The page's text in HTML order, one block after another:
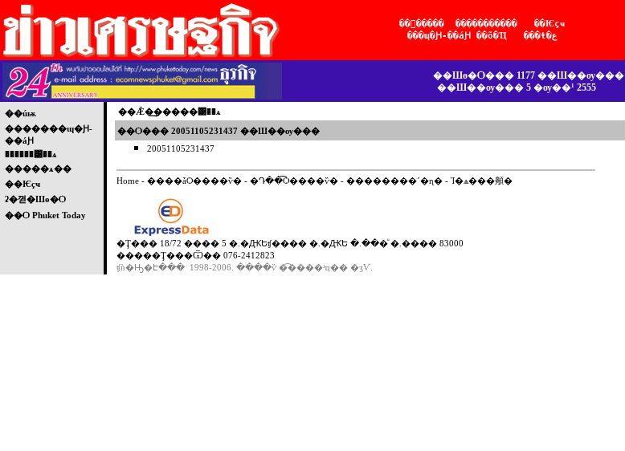
��ͧ����� ����������� ��Ѥçҹ
���ɰ�Ԩ-��áԨ ��õ�Ҵ ���ŧ�ع
��Шө�Ѻ��� 1177 ��Ш��ѹ���
��Ш��ѹ��� 5 �ѹ��¹ 2555
��úѭ
�������ɰ�Ԩ-
��áԨ
������͹��ѧ
�����ѧ��
��Ѥçҹ
ʡ�껻�Шө�Ѻ
��Ѻ Phuket Today
��Ǣ�͢�����͹��ѧ
��Ѻ��� 20051105231437 ��Ш��ѹ���
20051105231437
Home - ����ǡѺ����ѷ� - �Դ��͡Ѻ����ѷ� - ��������´�ɳ� - Ἱ�ѧ���䫵�
�Ţ��� 18/72 ���� 5 �.�ԪԵʧ���� �.�ԪԵ �.���ͧ �.���� 83000
�����Ţ���Ѿ�� 076-2412823
ʧǹ�Ԣ�Է��� 1998-2006. ����ѷ �͡����ʴҵ�� �ӡѴ.